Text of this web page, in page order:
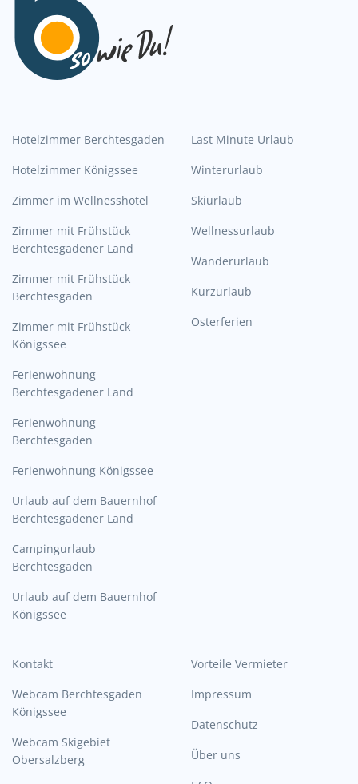
Hotelzimmer Berchtesgaden
Hotelzimmer Königssee
Zimmer im Wellnesshotel
Zimmer mit Frühstück
Berchtesgadener Land
Zimmer mit Frühstück
Berchtesgaden
Zimmer mit Frühstück
Königssee
Ferienwohnung
Berchtesgadener Land
Ferienwohnung
Berchtesgaden
Ferienwohnung Königssee
Urlaub auf dem Bauernhof
Berchtesgadener Land
Campingurlaub
Berchtesgaden
Urlaub auf dem Bauernhof
Königssee
Last Minute Urlaub
Winterurlaub
Skiurlaub
Wellnessurlaub
Wanderurlaub
Kurzurlaub
Osterferien
Kontakt
Webcam Berchtesgaden
Königssee
Webcam Skigebiet
Obersalzberg
Vorteile Vermieter
Impressum
Datenschutz
Über uns